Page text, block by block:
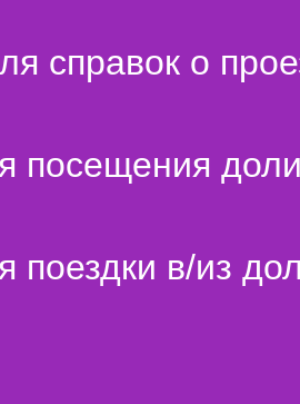
справок о
посещения
поездки в/из